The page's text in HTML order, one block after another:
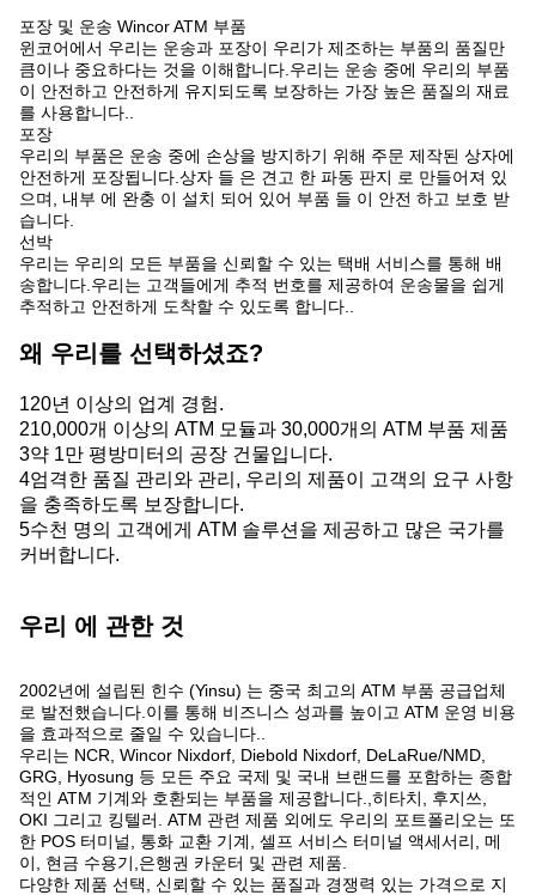
포장 및 운송 Wincor ATM 부품
윈코어에서 우리는 운송과 포장이 우리가 제조하는 부품의 품질만
큼이나 중요하다는 것을 이해합니다.우리는 운송 중에 우리의 부품
이 안전하고 안전하게 유지되도록 보장하는 가장 높은 품질의 재료
를 사용합니다..
포장
우리의 부품은 운송 중에 손상을 방지하기 위해 주문 제작된 상자에
안전하게 포장됩니다.상자 들 은 견고 한 파동 판지 로 만들어져 있
으며, 내부 에 완충 이 설치 되어 있어 부품 들 이 안전 하고 보호 받
습니다.
선박
우리는 우리의 모든 부품을 신뢰할 수 있는 택배 서비스를 통해 배
송합니다.우리는 고객들에게 추적 번호를 제공하여 운송물을 쉽게
추적하고 안전하게 도착할 수 있도록 합니다..
왜 우리를 선택하셨죠?
120년 이상의 업계 경험.
210,000개 이상의 ATM 모듈과 30,000개의 ATM 부품 제품
3약 1만 평방미터의 공장 건물입니다.
4엄격한 품질 관리와 관리, 우리의 제품이 고객의 요구 사항
을 충족하도록 보장합니다.
5수천 명의 고객에게 ATM 솔루션을 제공하고 많은 국가를
커버합니다.
우리 에 관한 것
2002년에 설립된 힌수 (Yinsu) 는 중국 최고의 ATM 부품 공급업체
로 발전했습니다.이를 통해 비즈니스 성과를 높이고 ATM 운영 비용
을 효과적으로 줄일 수 있습니다..
우리는 NCR, Wincor Nixdorf, Diebold Nixdorf, DeLaRue/NMD,
GRG, Hyosung 등 모든 주요 국제 및 국내 브랜드를 포함하는 종합
적인 ATM 기계와 호환되는 부품을 제공합니다.,히타치, 후지쓰,
OKI 그리고 킹텔러. ATM 관련 제품 외에도 우리의 포트폴리오는 또
한 POS 터미널, 통화 교환 기계, 셀프 서비스 터미널 액세서리, 메
이, 현금 수용기,은행권 카운터 및 관련 제품.
다양한 제품 선택, 신뢰할 수 있는 품질과 경쟁력 있는 가격으로 지